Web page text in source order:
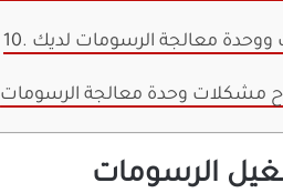
ووحدة معالجة الرسومات لديك
مشكلات وحدة معالجة الرسومات